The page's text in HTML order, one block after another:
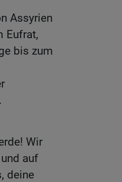
Assyrien
Eufrat,
bis zum
Wir
auf
deine